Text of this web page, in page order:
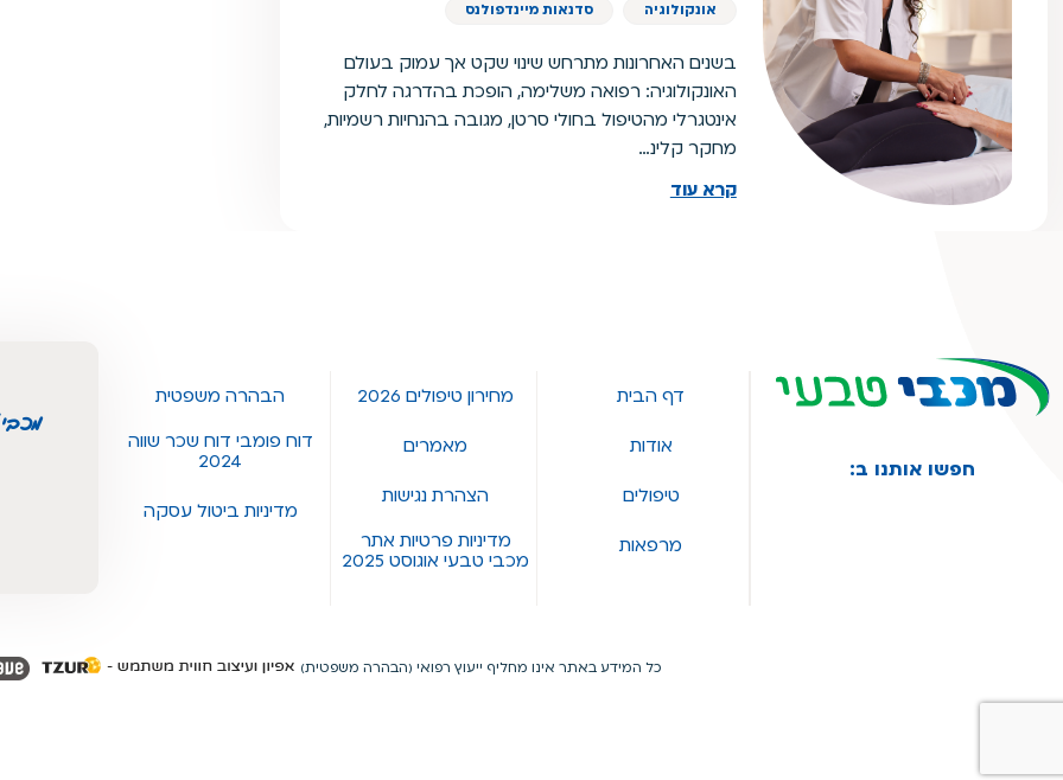
אונקולוגיה סדנאות מיינדפולנס
בשנים האחרונות מתרחש שינוי שקט אך עמוק בעולם
האונקולוגיה: רפואה משלימה, הופכת בהדרגה לחלק
אינטגרלי מהטיפול בחולי סרטן, מגובה בהנחיות רשמיות,
מחקר קלינ…
קרא עוד
חפשו אותנו ב:
דף הבית
אודות
טיפולים
מרפאות
מחירון טיפולים 2026
מאמרים
הצהרת נגישות
מדיניות פרטיות אתר
מכבי טבעי אוגוסט 2025
הבהרה משפטית
דוח פומבי דוח שכר שווה
2024
מדיניות ביטול עסקה
כל המידע באתר אינו מחליף ייעוץ רפואי (הבהרה משפטית)